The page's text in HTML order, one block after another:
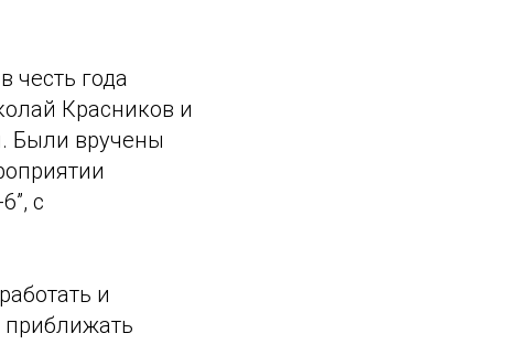
честь года
Красников и
Были вручены
с
и